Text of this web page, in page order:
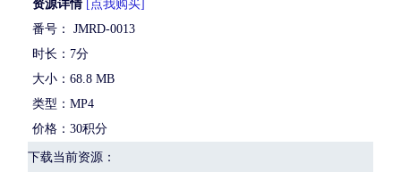
资源详情 [点我购买]
番号： JMRD-0013
时长：7分
大小：68.8 MB
类型：MP4
价格：30积分
下载当前资源：